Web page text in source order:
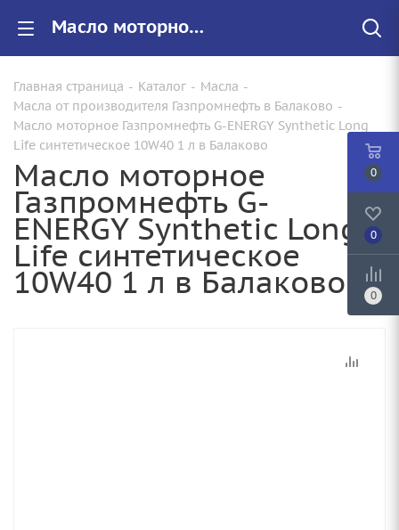
Масло моторное Газпромнефть G-ENERGY Synthetic Long Life синтетическое 10W40 1 л купить от 460.00 руб. в Балаково
Главная страница - Каталог - Масла -
Масла от производителя Газпромнефть в Балаково -
Масло моторное Газпромнефть G-ENERGY Synthetic Long
Life синтетическое 10W40 1 л в Балаково
Масло моторное
Газпромнефть G-
ENERGY Synthetic Long
Life синтетическое
10W40 1 л в Балаково
0
0
0